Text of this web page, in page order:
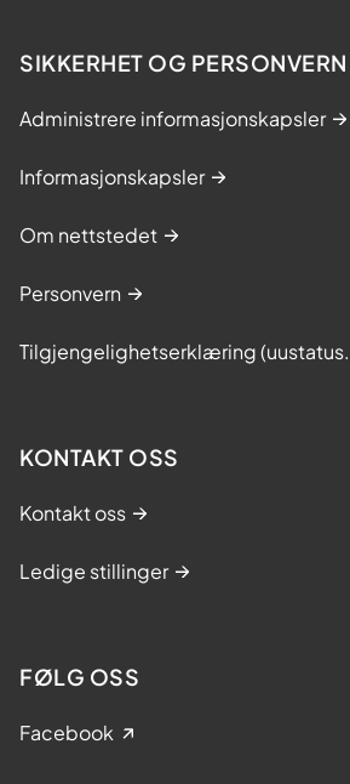
SIKKERHET OG PERSONVERN
Administrere informasjonskapsler
Informasjonskapsler
Om nettstedet
Personvern
Tilgjengelighetserklæring
KONTAKT OSS
Kontakt oss
Ledige stillinger
FØLG OSS
Facebook